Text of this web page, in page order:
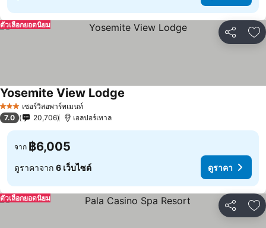
แชร์ เ
ตัวเลือกยอดนิยม
3 ดาว เซอร์วิสอพาร์ทเมนท์
Yosemite View Lodge
7.0 20,706 เอลปอร์เทาล
จาก ฿6,005
ดูราคาจาก 6 เว็บไซต์ ดูราคา
แชร์ เ
ตัวเลือกยอดนิยม